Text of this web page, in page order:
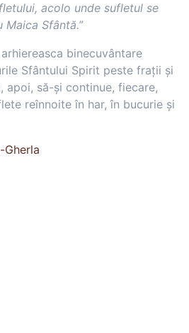
acolo unde sufletul se
Maica Sfântă.”
binecuvântare
Sfântului Spirit peste frații și
apoi, să-și continue, fiecare,
reînnoite în har, în bucurie și
Gherla